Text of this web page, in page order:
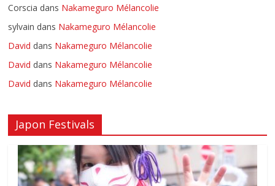
Corscia dans Nakameguro Mélancolie
sylvain dans Nakameguro Mélancolie
David dans Nakameguro Mélancolie
David dans Nakameguro Mélancolie
David dans Nakameguro Mélancolie
Japon Festivals